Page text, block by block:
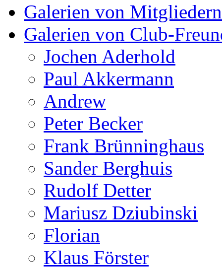
Galerien von Mitgliedern
Galerien von Club-
Jochen Aderhold
Paul Akkermann
Andrew
Peter Becker
Frank Brünninghaus
Sander Berghuis
Rudolf Detter
Mariusz Dziubinski
Florian
Klaus Förster